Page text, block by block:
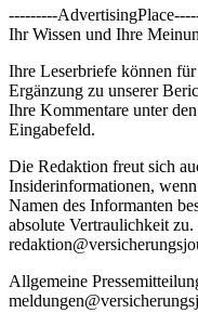
---------
Ihr Wissen und Ihre
Ihre Leserbriefe können
Ergänzung zu unserer
Ihre Kommentare unter
Eingabefeld.
Die Redaktion freut sich
Insiderinformationen,
Namen des Informanten
absolute Vertraulichkeit
Allgemeine